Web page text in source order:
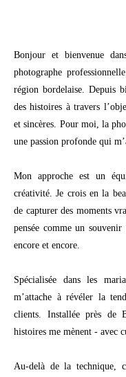
Bonjour et bienvenue
photographe
région bordelaise. Depuis
des histoires à travers
et sincères. Pour moi, la
une passion profonde qui
Mon approche est un
créativité. Je crois en la
de capturer des moments
pensée comme un
encore et encore.
Spécialisée dans les
m’attache à révéler la
clients. Installée près de
histoires me mènent - avec
Au-delà de la technique,